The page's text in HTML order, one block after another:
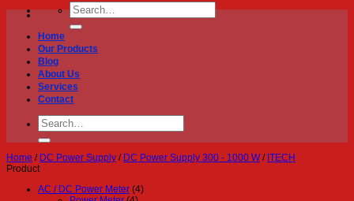
Search
for:
Home
Our Products
Blog
About Us
Services
Contact
Search
for:
Home / DC Power Supply / DC Power Supply 300 - 1000 W / ITECH
Product
AC / DC Power Meter (4)